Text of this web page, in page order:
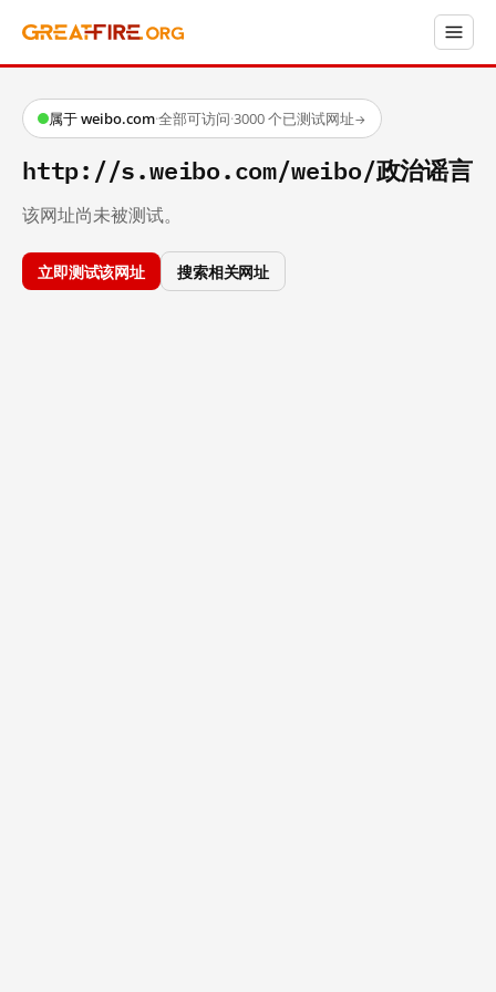
属于 weibo.com·全部可访问·3000 个已测试网址→
http://s.weibo.com/weibo/政治谣言
该网址尚未被测试。
立即测试该网址 搜索相关网址